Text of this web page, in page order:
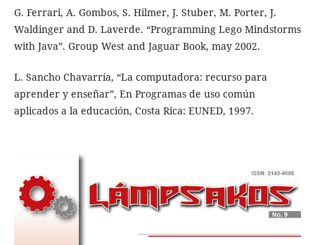
G. Ferrari, A. Gombos, S. Hilmer, J. Stuber, M. Porter, J.
Waldinger and D. Laverde. “Programming Lego Mindstorms
with Java”. Group West and Jaguar Book, may 2002.
L. Sancho Chavarría, “La computadora: recurso para
aprender y enseñar”, En Programas de uso común
aplicados a la educación, Costa Rica: EUNED, 1997.